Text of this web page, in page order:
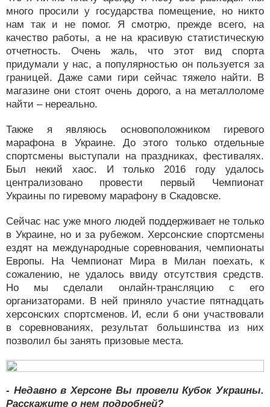
много просили у государства помещение, но никто
нам так и не помог. Я смотрю, прежде всего, на
качество работы, а не на красивую статистическую
отчетность. Очень жаль, что этот вид спорта
придумали у нас, а популярностью он пользуется за
границей. Даже сами гири сейчас тяжело найти. В
магазине они стоят очень дорого, а на металлоломе
найти – нереально.
Также я являюсь основоположником гиревого
марафона в Украине. До этого только отдельные
спортсмены выступали на праздниках, фестивалях.
Был некий хаос. И только 2016 году удалось
централизовано провести первый Чемпионат
Украины по гиревому марафону в Скадовске.
Сейчас нас уже много людей поддерживает не только
в Украине, но и за рубежом. Херсонские спортсмены
ездят на международные соревнования, чемпионаты
Европы. На Чемпионат Мира в Милан поехать, к
сожалению, не удалось ввиду отсутствия средств.
Но мы сделали онлайн-трансляцию с его
организаторами. В ней приняло участие пятнадцать
херсонских спортсменов. И, если б они участвовали
в соревнованиях, результат большинства из них
позволил бы занять призовые места.
- Недавно в Херсоне Вы провели Кубок Украины.
Расскажите о нем подробней?